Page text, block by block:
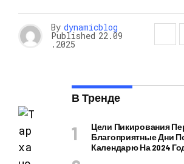
By dynamicblog
Published 22.09
.2025
В Тренде
Цели Пикирования
Благоприятные Дни
Календарю На 2024